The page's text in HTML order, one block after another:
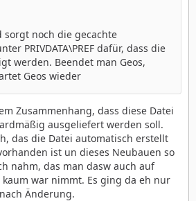
noch die gecachte
PRIVDATA\PREF dafür, dass die
werden. Beendet man Geos,
Geos wieder
Zusammenhang, dass diese Datei
ausgeliefert werden soll.
das die Datei automatisch erstellt
ist un dieses Neubauen so
nahm, das man dasw auch auf
kaum war nimmt. Es ging da eh nur
Änderung.